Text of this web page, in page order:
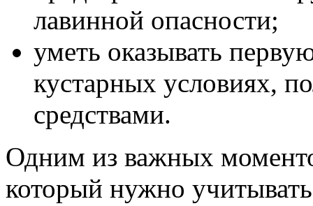
лавинной опасности;
уметь оказывать
кустарных условиях,
средствами.
Одним из важных
который нужно